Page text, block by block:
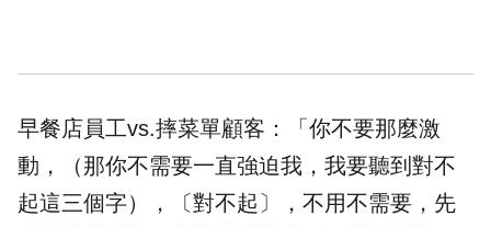
早餐店員工vs.摔菜單顧客：「你不要那麼激
動，（那你不需要一直強迫我，我要聽到對不
起這三個字），〔對不起〕，不用不需要，先